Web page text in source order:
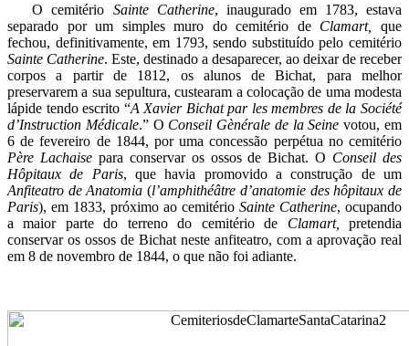
O cemitério Sainte Catherine, inaugurado em 1783, estava
separado por um simples muro do cemitério de Clamart,
que
fechou, definitivamente, em 1793, sendo substituído pelo cemitério
Sainte Catherine. Este, destinado a desaparecer, ao deixar de receber
corpos a partir de 1812, os alunos de Bichat, para melhor
preservarem a sua sepultura, custearam a colocação de uma modesta
lápide tendo escrito “A Xavier Bichat par les membres de la Société
d’Instruction Médicale.” O Conseil Gènérale de la Seine votou, em
6 de fevereiro de 1844, por uma concessão perpétua no cemitério
Père Lachaisepara conservar os ossos de Bichat. O Conseil des
Hôpitaux de Paris, que havia promovido a construção de um
Anfiteatro de Anatomia(l’amphithéâtre d’anatomie des hôpitaux de
Paris), em 1833, próximo ao cemitério Sainte Catherine, ocupando
a maior parte do terreno do cemitério de Clamart,
pretendia
conservar os ossos de Bichat neste anfiteatro, com a aprovação real
em 8 de novembro de 1844, o que não foi adiante.